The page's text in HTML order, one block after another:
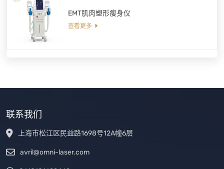
EMT肌肉塑形瘦身仪
查看更多
联系我们
上海市松江区民益路1698号12A幢6层
avril@omni-laser.com